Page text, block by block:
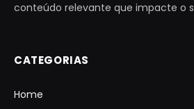
conteúdo relevante que impacte o
CATEGORIAS
Home